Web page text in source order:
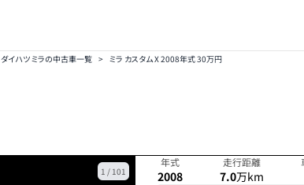
ダイハツ ミラの中古車一覧 > ミラ カスタム X 2008年式 30万円
1 / 101
年式
2008
走行距離
7.0万km